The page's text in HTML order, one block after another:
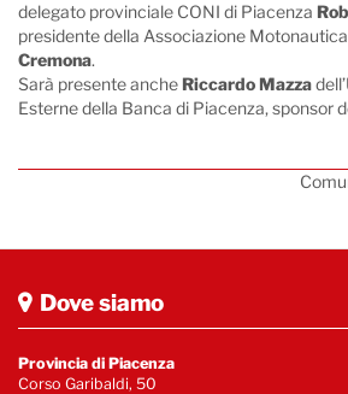
delegato provinciale CONI di Piacenza
presidente della Associazione
Cremona.
Sarà presente ancheRiccardo Mazza
Esterne della Banca di Piacenza, sponsor
Dove siamo
Provincia di Piacenza
Corso Garibaldi, 50